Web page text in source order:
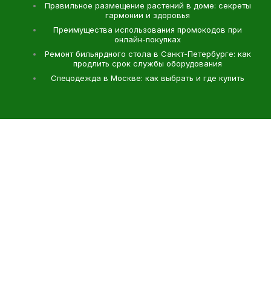
Правильное размещение растений в доме: секреты
гармонии и здоровья
Преимущества использования промокодов при
онлайн-покупках
Ремонт бильярдного стола в Санкт-Петербурге: как
продлить срок службы оборудования
Спецодежда в Москве: как выбрать и где купить